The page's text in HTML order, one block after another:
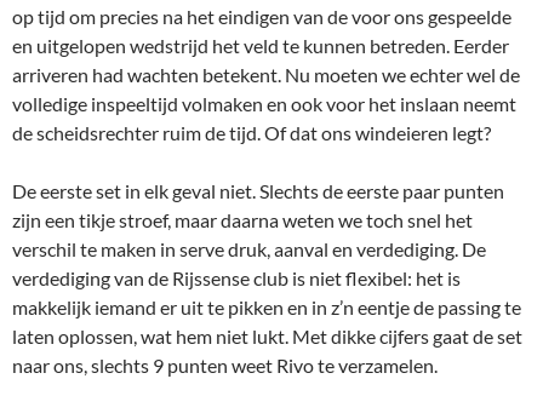
op tijd om precies na het eindigen van de voor ons gespeelde
en uitgelopen wedstrijd het veld te kunnen betreden. Eerder
arriveren had wachten betekent. Nu moeten we echter wel de
volledige inspeeltijd volmaken en ook voor het inslaan neemt
de scheidsrechter ruim de tijd. Of dat ons windeieren legt?
De eerste set in elk geval niet. Slechts de eerste paar punten
zijn een tikje stroef, maar daarna weten we toch snel het
verschil te maken in serve druk, aanval en verdediging. De
verdediging van de Rijssense club is niet flexibel: het is
makkelijk iemand er uit te pikken en in z’n eentje de passing te
laten oplossen, wat hem niet lukt. Met dikke cijfers gaat de set
naar ons, slechts 9 punten weet Rivo te verzamelen.